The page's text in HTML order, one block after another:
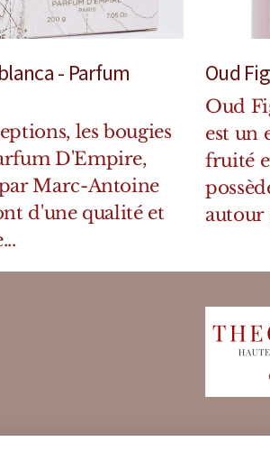
- Parfum
les bougies
D'Empire,
Marc-Antoine
d'une qualité et
Oud
Oud
est un
fruité
autour